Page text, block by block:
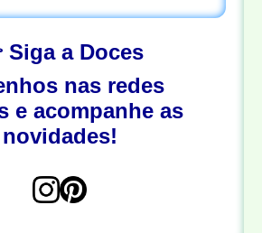
Siga a Doces
nas redes
e acompanhe as
novidades!